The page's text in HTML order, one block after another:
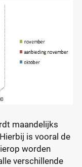
maandelijks
is vooral de
worden
verschillende